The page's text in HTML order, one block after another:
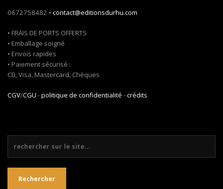
0672758482 • contact@editionsdurhu.com
• FRAIS DE PORTS OFFERTS
• Emballage soigné
• Envois rapides
• Paiement sécurisé :
CB, Visa, Mastercard, Chèques
CGV/CGU -politique de confidentialité -crédits
Rechercher